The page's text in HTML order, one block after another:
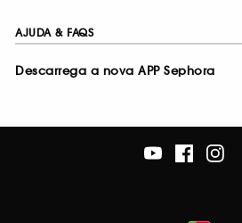
AJUDA & FAQS
Descarrega a nova APP Sephora